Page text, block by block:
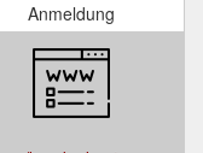
Anmeldung